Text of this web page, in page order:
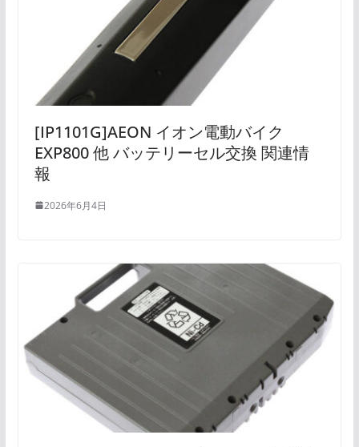
[IP1101G]AEON イオン電動バイク
EXP800 他 バッテリーセル交換 関連情
報
2026年6月4日